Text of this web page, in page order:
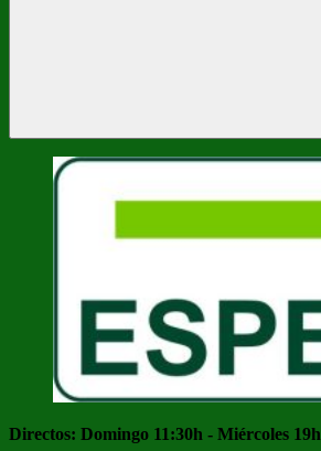
Buscar
Directos: Domingo 11:30h - Miércoles 19h